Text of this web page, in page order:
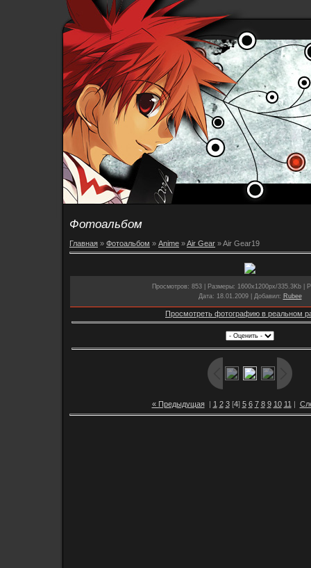
Фотоальбом
Главная » Фотоальбом » Anime »Air Gear » Air Gear19
Просмотров: 853 | Размеры: 1600x1200px/335.3Kb |
Дата: 18.01.2009 | Добавил: Rubee
Просмотреть фотографию в реальном
« Предыдущая| 1 2 3[4] 5 6 7 8 9 10 11 |